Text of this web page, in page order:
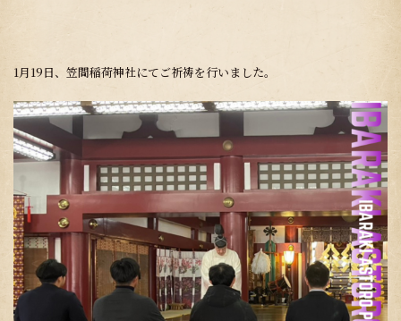
1月19日、笠間稲荷神社にてご祈祷を行いました。